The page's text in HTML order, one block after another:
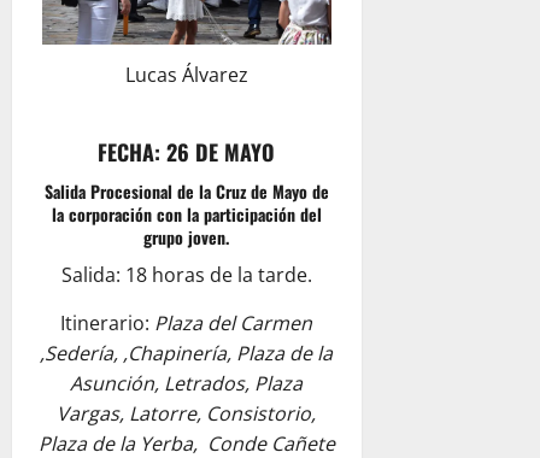
Lucas Álvarez
FECHA: 26 DE MAYO
Salida Procesional de la Cruz de Mayo de
la corporación con la participación del
grupo joven.
Salida: 18 horas de la tarde.
Itinerario: Plaza del Carmen
,Sedería, ,Chapinería, Plaza de la
Asunción, Letrados, Plaza
Vargas, Latorre, Consistorio,
Plaza de la Yerba, Conde Cañete